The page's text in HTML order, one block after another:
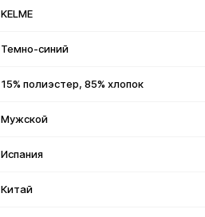
KELME
Темно-синий
15% полиэстер, 85% хлопок
Мужской
Испания
Китай